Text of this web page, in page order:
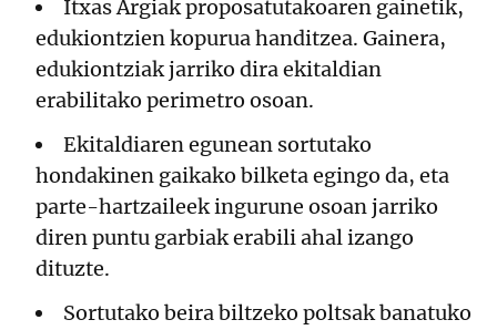
Itxas Argiak proposatutakoaren gainetik,
edukiontzien kopurua handitzea. Gainera,
edukiontziak jarriko dira ekitaldian
erabilitako perimetro osoan.
Ekitaldiaren egunean sortutako
hondakinen gaikako bilketa egingo da, eta
parte-hartzaileek ingurune osoan jarriko
diren puntu garbiak erabili ahal izango
dituzte.
Sortutako beira biltzeko poltsak banatuko